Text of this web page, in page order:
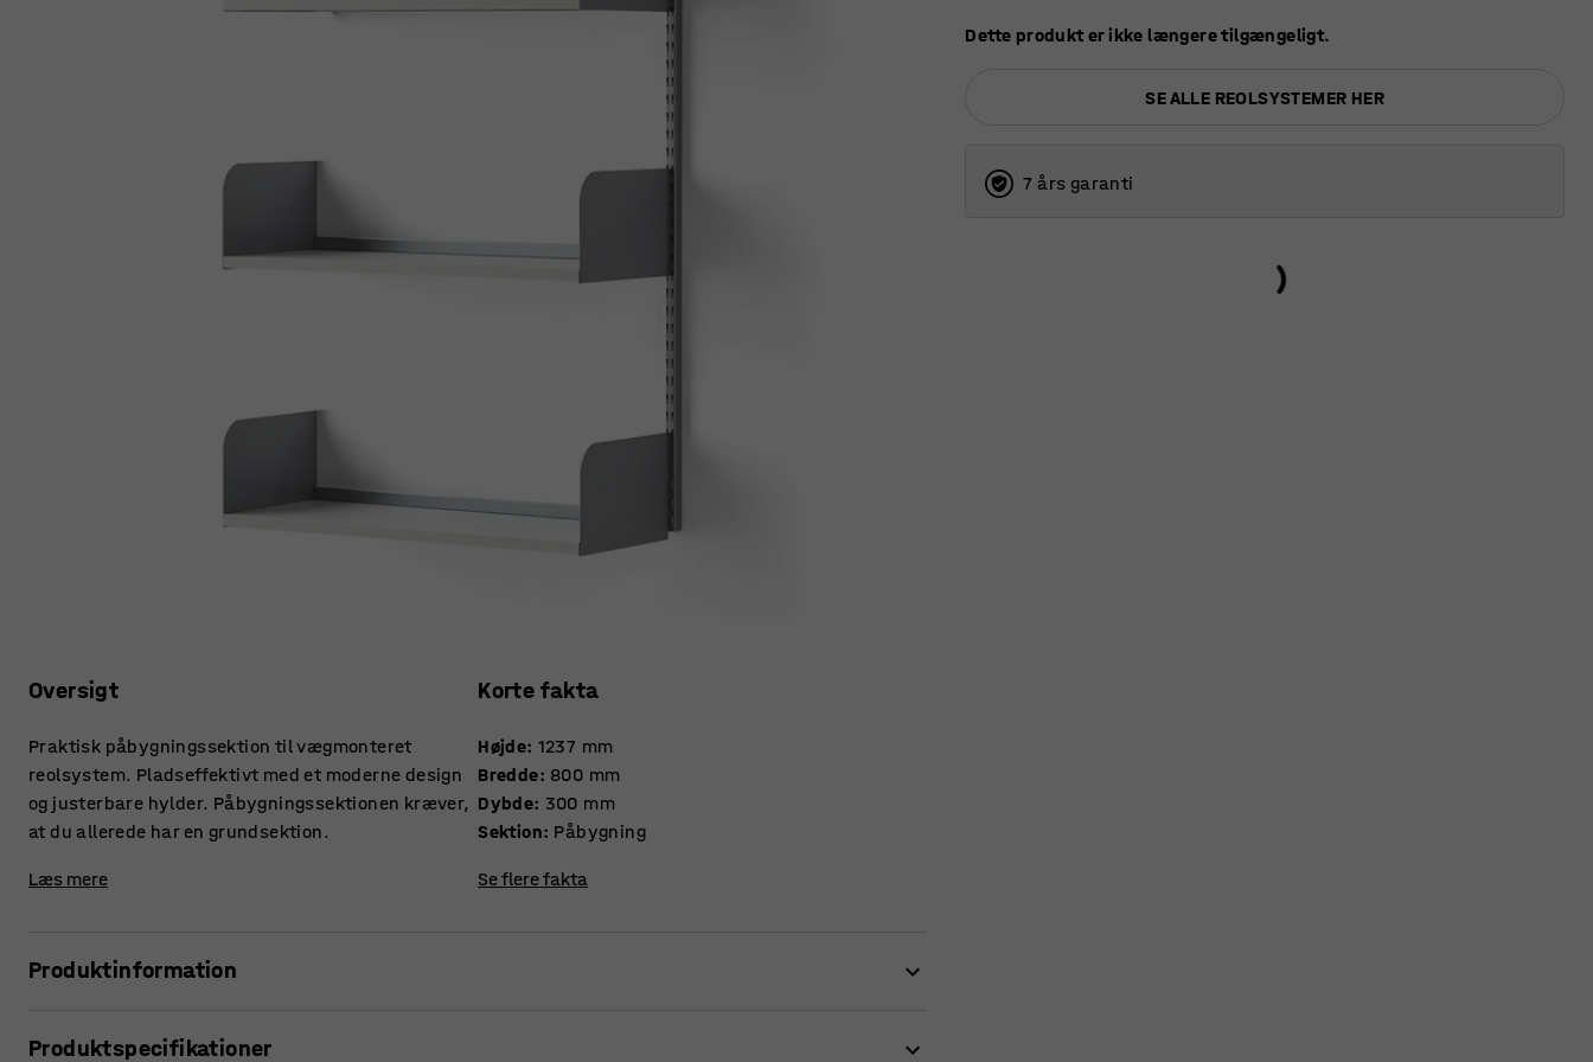
Oversigt
Praktisk påbygningssektion til vægmonteret
reolsystem. Pladseffektivt med et moderne design
og justerbare hylder. Påbygningssektionen kræver,
at du allerede har en grundsektion.
Læs mere
Korte fakta
Højde: 1237 mm
Bredde: 800 mm
Dybde: 300 mm
Sektion: Påbygning
Se flere fakta
Produktinformation
monteres nemt på væggen med en bæreliste og justerbare hylder, der kan sættes op i ønsket højde.
Produktspecifikationer
Dette produkt er ikke længere tilgængeligt.
SE ALLE REOLSYSTEMER HER
7 års garanti